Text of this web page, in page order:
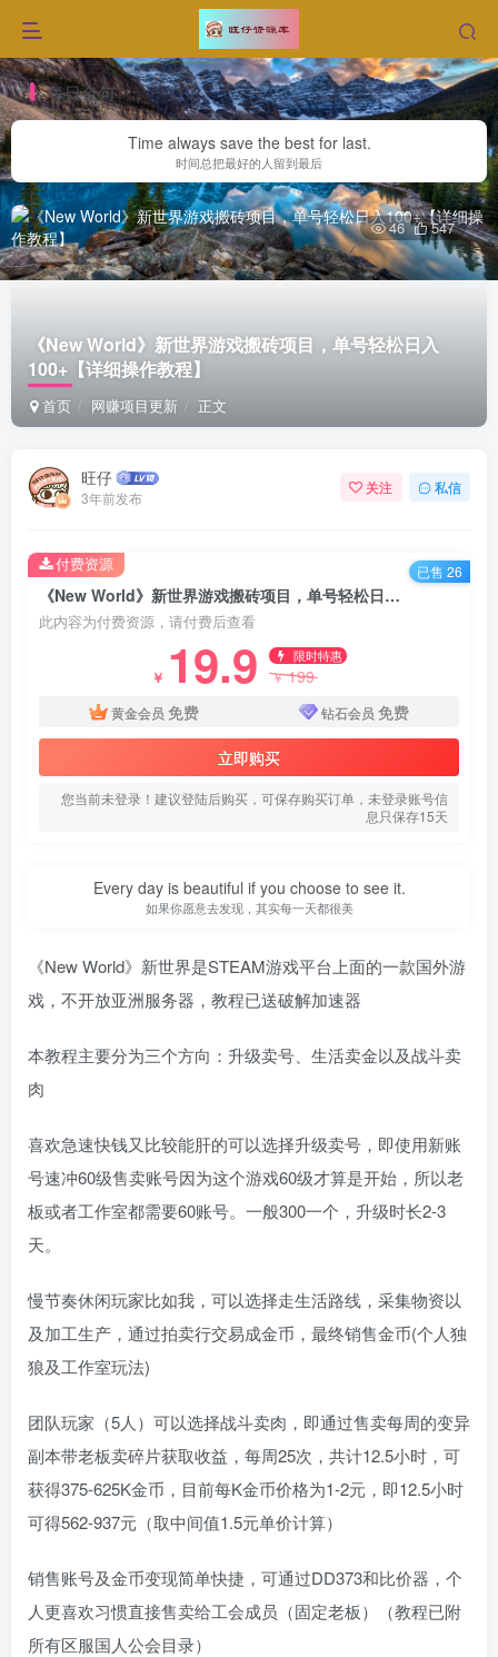
每日金句
Time always save the best for last.
时间总把最好的人留到最后
《New World》新世界游戏搬砖项目，单号轻松日入
100+【详细操作教程】
首页 网赚项目更新 正文
46 547
旺仔
3年前发布
关注 私信
《New World》新世界游戏搬砖项目，单号轻松日入100+【详细操作教程】
此内容为付费资源，请付费后查看
￥ 19.9 限时特惠
￥199
黄金会员 免费 钻石会员 免费
立即购买
您当前未登录！建议登陆后购买，可保存购买订单，未登录账号信
息只保存15天
付费资源 已售 26
Every day is beautiful if you choose to see it.
如果你愿意去发现，其实每一天都很美
《New World》新世界是STEAM游戏平台上面的一款国外游
戏，不开放亚洲服务器，教程已送破解加速器
本教程主要分为三个方向：升级卖号、生活卖金以及战斗卖
肉
喜欢急速快钱又比较能肝的可以选择升级卖号，即使用新账
号速冲60级售卖账号因为这个游戏60级才算是开始，所以老
板或者工作室都需要60账号。一般300一个，升级时长2-3
天。
慢节奏休闲玩家比如我，可以选择走生活路线，采集物资以
及加工生产，通过拍卖行交易成金币，最终销售金币(个人独
狼及工作室玩法)
团队玩家（5人）可以选择战斗卖肉，即通过售卖每周的变异
副本带老板卖碎片获取收益，每周25次，共计12.5小时，可
获得375-625K金币，目前每K金币价格为1-2元，即12.5小时
可得562-937元（取中间值1.5元单价计算）
销售账号及金币变现简单快捷，可通过DD373和比价器，个
人更喜欢习惯直接售卖给工会成员（固定老板）（教程已附
所有区服国人公会目录）